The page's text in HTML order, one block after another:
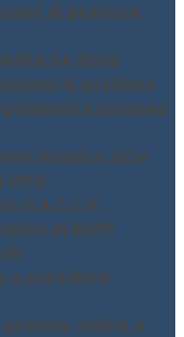
di gestione
SA 8000
di gestione
Europeo
incarico ODV
DPO
H.A.C.C.P.
di RSPP
a contributi
online e